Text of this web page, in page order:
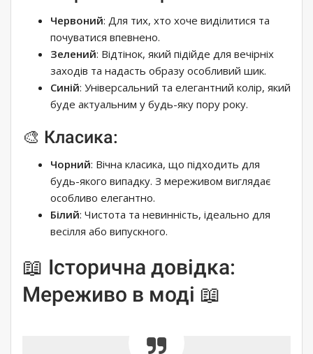
Червоний: Для тих, хто хоче виділитися та
почуватися впевнено.
Зелений: Відтінок, який підійде для вечірніх
заходів та надасть образу особливий шик.
Синій: Універсальний та елегантний колір, який
буде актуальним у будь-яку пору року.
🎨 Класика:
Чорний: Вічна класика, що підходить для
будь-якого випадку. З мереживом виглядає
особливо елегантно.
Білий: Чистота та невинність, ідеально для
весілля або випускного.
📖 Історична довідка:
Мереживо в моді 📖